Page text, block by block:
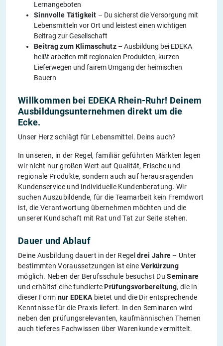
Lernangeboten
Sinnvolle Tätigkeit – Du sicherst die Versorgung mit
Lebensmitteln vor Ort und leistest einen wichtigen
Beitrag zur Gesellschaft
Beitrag zum Klimaschutz– Ausbildung bei EDEKA
heißt arbeiten mit regionalen Produkten, kurzen
Lieferwegen und fairem Umgang der heimischen
Bauern
Willkommen bei EDEKA Rhein-Ruhr! Deinem
Ausbildungsunternehmen direkt um die
Ecke.
Unser Herz schlägt für Lebensmittel. Deins auch?
In unseren, in der Regel, familiär geführten Märkten legen
wir nicht nur großen Wert auf Qualität, Frische und
regionale Produkte, sondern auch auf herausragenden
Kundenservice und individuelle Kundenberatung. Wir
suchen Auszubildende, für die Teamarbeit kein Fremdwort
ist, die Verantwortung übernehmen möchten und die
unserer Kundschaft mit Rat und Tat zur Seite stehen.
Dauer und Ablauf
Deine Ausbildung dauert in der Regeldrei Jahre – Unter
bestimmten Voraussetzungen ist eine Verkürzung
möglich. Neben der Berufsschule besuchst DuSeminare
und erhältst eine fundiertePrüfungsvorbereitung, die in
dieser Form nur EDEKA bietet und die Dir entsprechende
Kenntnisse für die Praxis liefert. In den Seminaren wird
neben den prüfungsrelevanten, kaufmännischen Themen
auch tieferes Fachwissen über Warenkunde vermittelt.